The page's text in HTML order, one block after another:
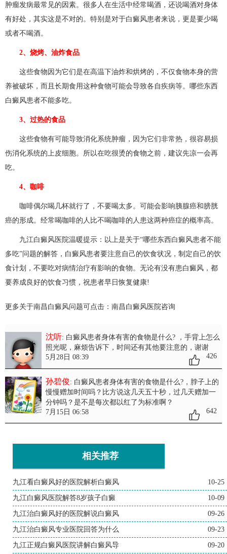
肿瘤发病最常见的因素。很多人在生活中经常喝酒，还说喝酒对身体
有好处，其实这是不对的。特别是对于白癜风患者来说，更是要少喝
或者不喝酒。
2、烧烤、油炸食品
这些食物因为它们是在高温下油炸和烘烤的，不仅食物本身的营
养被破坏，而且长期食用这种食物可能会导致各自疾病等。哪些东西
白癜风患者不能多吃。
3、过热的食品
这些食物有可能导致消化系统肿瘤，因为它们非常热，很容易损
伤消化系统的上皮细胞。所以在吃很烫的食物之前，建议先凉一会再
吃。
4、咖啡
咖啡偶尔喝几杯就行了，不要喝太多。可能会影响胰腺癌和膀胱
癌的形成。经常喝咖啡的人比不喝咖啡的人患这两种癌症的概率高。
九江白癜风医院温暖提示：以上是关于“哪些东西白癜风患者不能
多吃”问题的解答，白癜风患者要注意自己的饮食状况，制定自己的饮
食计划，不要吃对病情治疗有影响的食物。无论有没有患白癜风，都
要养成良好的饮食习惯，祝患者早日恢复健康!
更多关于南昌白癜风问题可点击： 南昌白癜风医院咨询
沈听: 白癜风患者身体有害的食物是什么?
，手背上怎么
照光呢，麻烦告诉下，时间还有其他要注意的，谢谢
5月28日 08:39
426
孙碧俊: 白癜风患者身体有害的食物是什么? ，脖子上的
慢慢赠加时间吗？比方说这几天五十秒，过几天赠加一
分钟吗？是不是每次都以红了为标准啊？
7月15日 06:58
642
相关推荐
九江看白癜风好的医院解析白癜风 10-25
九江白癜风医院解答8岁孩子白癜 10-09
九江治白癜风好的医院解说白癜风 09-26
九江治白癜风专业医院回答为什么 09-23
九江正规白癜风医院讲解白癜风导 09-20